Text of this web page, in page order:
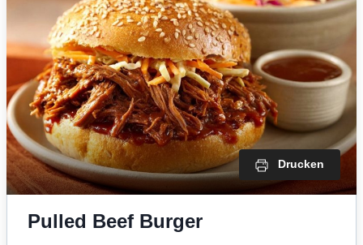
Drucken
Pulled Beef Burger